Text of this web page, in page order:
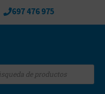
697 476 975